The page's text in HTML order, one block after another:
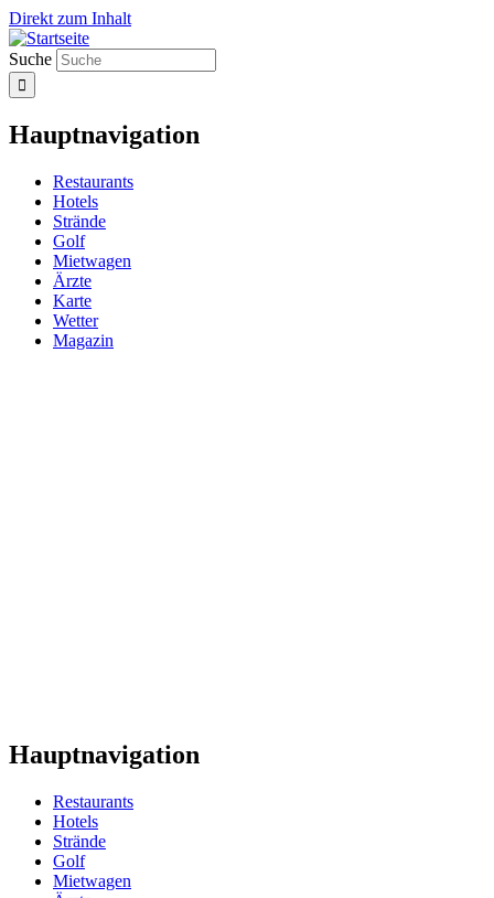
Direkt zum Inhalt
Suche
Hauptnavigation
Restaurants
Hotels
Strände
Golf
Mietwagen
Ärzte
Karte
Wetter
Magazin
Hauptnavigation
Restaurants
Hotels
Strände
Golf
Mietwagen